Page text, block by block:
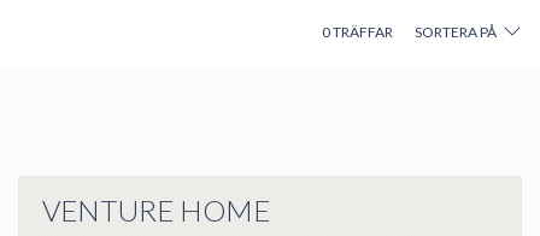
0TRÄFFAR SORTERA PÅ
VENTURE HOME